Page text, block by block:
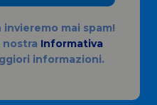
mai spam!
nostra Informativa
informazioni.